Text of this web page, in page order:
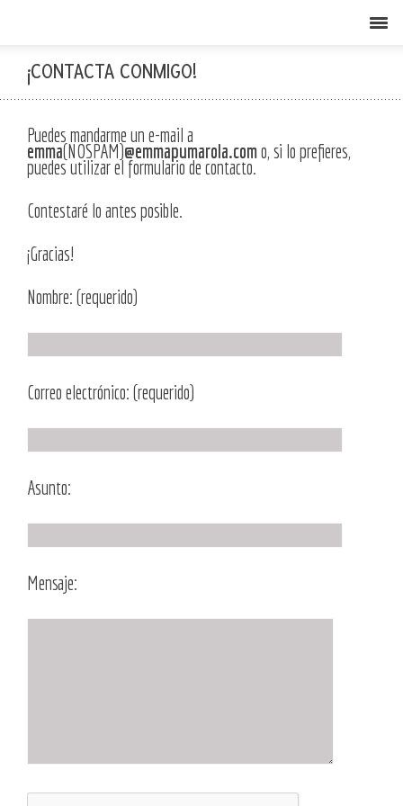
¡CONTACTA CONMIGO!
Puedes mandarme un e-mail a
emma(NOSPAM)@emmapumarola.como, si lo prefieres,
puedes utilizar el formulario de contacto.
Contestaré lo antes posible.
¡Gracias!
Nombre: (requerido)
Correo electrónico: (requerido)
Asunto:
Mensaje: